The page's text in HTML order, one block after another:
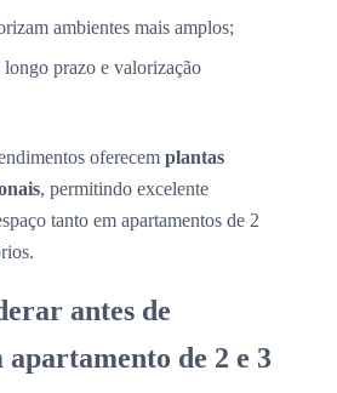
ambientes mais amplos;
longo prazo e valorização
oferecem plantas
, permitindo excelente
tanto em apartamentos de 2
antes de
de 2 e 3